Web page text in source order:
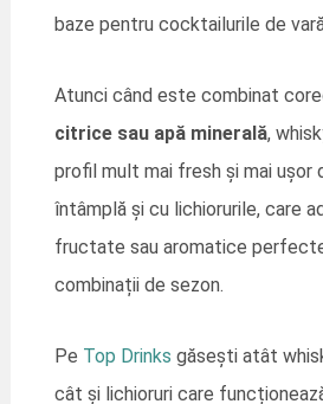
baze pentru cocktailurile de
Atunci când este combinat
citrice sau apă minerală,
profil mult mai fresh și mai ușor
întâmplă și cu lichiorurile, care
fructate sau aromatice
combinații de sezon.
Pe Top Drinks găsești atât
cât și lichioruri care